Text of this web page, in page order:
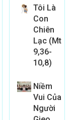
Tôi Là
Con
Chiên
Lạc (Mt
9,36-
10,8)
Niềm
Vui Của
Người